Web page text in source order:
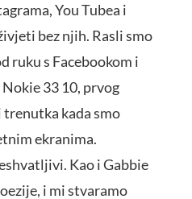
You Tubea i
bez njih. Rasli smo
ruku s Facebookom i
Nokie 33 10, prvog
kada smo
ekranima.
Kao i Gabbie
i mi stvaramo